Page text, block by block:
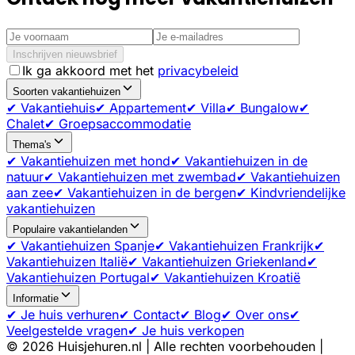
Inschrijven nieuwsbrief
Ik ga akkoord met het privacybeleid
Soorten vakantiehuizen
✔ Vakantiehuis✔ Appartement✔ Villa✔ Bungalow✔
Chalet✔ Groepsaccommodatie
Thema's
✔ Vakantiehuizen met hond✔ Vakantiehuizen in de
natuur✔ Vakantiehuizen met zwembad✔ Vakantiehuizen
aan zee✔ Vakantiehuizen in de bergen✔ Kindvriendelijke
vakantiehuizen
Populaire vakantielanden
✔ Vakantiehuizen Spanje✔ Vakantiehuizen Frankrijk✔
Vakantiehuizen Italië✔ Vakantiehuizen Griekenland✔
Vakantiehuizen Portugal✔ Vakantiehuizen Kroatië
Informatie
✔ Je huis verhuren✔ Contact✔ Blog✔ Over ons✔
Veelgestelde vragen✔ Je huis verkopen
© 2026 Huisjehuren.nl | Alle rechten voorbehouden |